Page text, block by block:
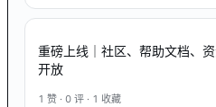
重磅上线｜社区、帮助文档、
开放
1 赞 · 0 评 · 1 收藏